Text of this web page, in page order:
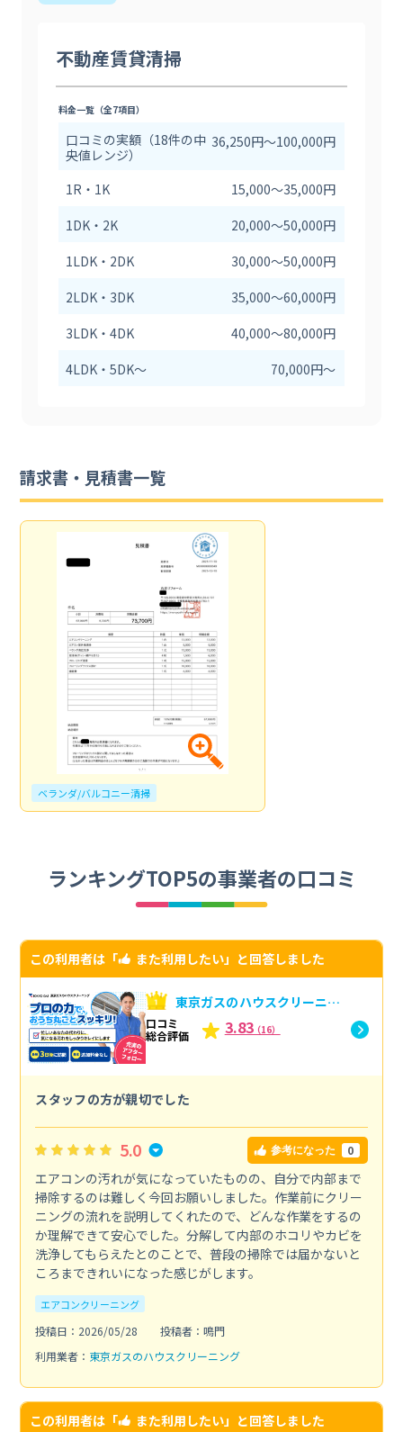
不動産賃貸清掃
料金一覧（全7項目）
口コミの実額（18件の中
央値レンジ）
36,250円〜100,000円
1R・1K
15,000〜35,000円
1DK・2K
20,000〜50,000円
1LDK・2DK
30,000〜50,000円
2LDK・3DK
35,000〜60,000円
3LDK・4DK
40,000〜80,000円
4LDK・5DK〜
70,000円〜
請求書・見積書一覧
ベランダ/バルコニー清掃
ランキングTOP5の事業者の口コミ
この利用者は「 また利用したい」と回答しました
東京ガスのハウスクリーニン
グへの口コミ
口コミ
総合評価
3.83（16）
スタッフの方が親切でした
5.0 参考になった 0
エアコンの汚れが気になっていたものの、自分で内部まで
掃除するのは難しく今回お願いしました。作業前にクリー
ニングの流れを説明してくれたので、どんな作業をするの
か理解できて安心でした。分解して内部のホコリやカビを
洗浄してもらえたとのことで、普段の掃除では届かないと
ころまできれいになった感じがします。
エアコンクリーニング
投稿日：2026/05/28
投稿者：鳴門
利用業者： 東京ガスのハウスクリーニング
この利用者は「 また利用したい」と回答しました